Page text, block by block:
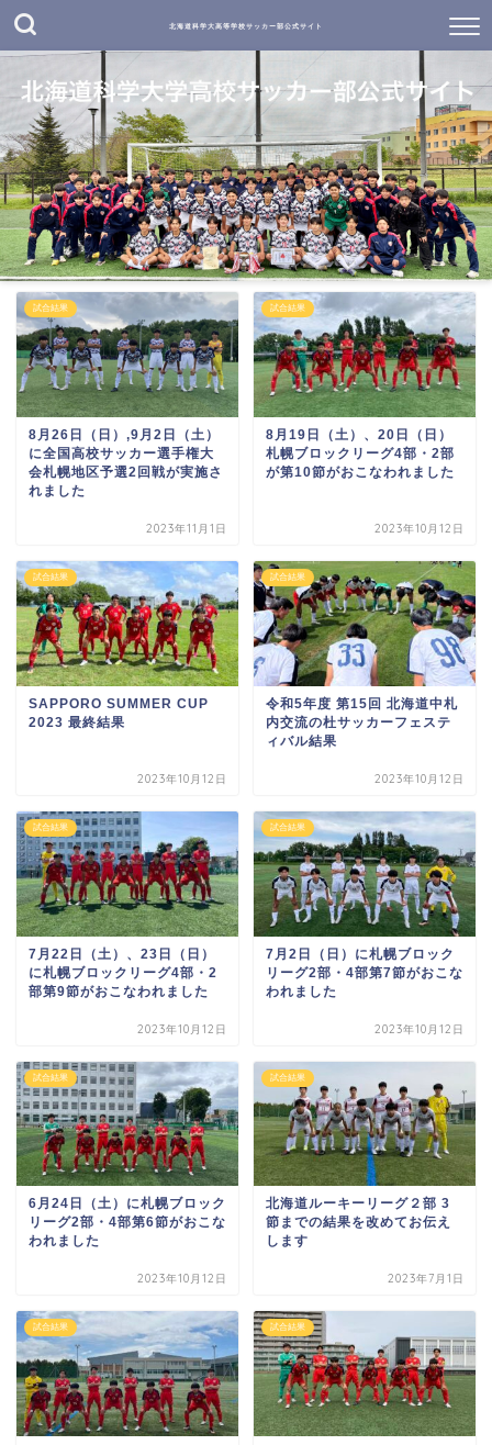
北海道科学大高等学校サッカー部公式サイト
試合結果
8月26日（日）,9月2日（土）
に全国高校サッカー選手権大
会札幌地区予選2回戦が実施さ
れました
2023年11月1日
試合結果
8月19日（土）、20日（日）
札幌ブロックリーグ4部・2部
が第10節がおこなわれました
2023年10月12日
試合結果
SAPPORO SUMMER CUP
2023 最終結果
2023年10月12日
試合結果
令和5年度 第15回 北海道中札
内交流の杜サッカーフェステ
ィバル結果
2023年10月12日
試合結果
7月22日（土）、23日（日）
に札幌ブロックリーグ4部・2
部第9節がおこなわれました
2023年10月12日
試合結果
7月2日（日）に札幌ブロック
リーグ2部・4部第7節がおこな
われました
2023年10月12日
試合結果
6月24日（土）に札幌ブロック
リーグ2部・4部第6節がおこな
われました
2023年10月12日
試合結果
北海道ルーキーリーグ２部 3
節までの結果を改めてお伝え
します
2023年7月1日
試合結果 試合結果